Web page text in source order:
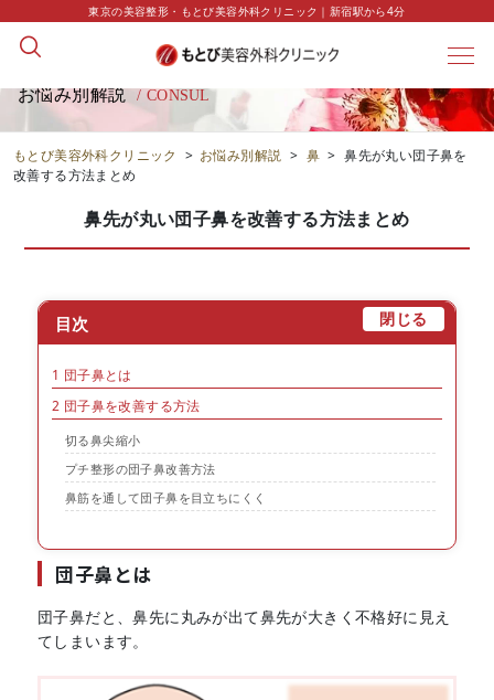
東京の美容整形・もとび美容外科クリニック｜新宿駅から4分
お悩み別解説 / CONSUL
もとび美容外科クリニック > お悩み別解説 > 鼻 > 鼻先が丸い団子鼻を
改善する方法まとめ
鼻先が丸い団子鼻を改善する方法まとめ
目次 閉じる
1 団子鼻とは
2 団子鼻を改善する方法
切る鼻尖縮小
プチ整形の団子鼻改善方法
鼻筋を通して団子鼻を目立ちにくく
団子鼻とは
団子鼻だと、鼻先に丸みが出て鼻先が大きく不格好に見え
てしまいます。